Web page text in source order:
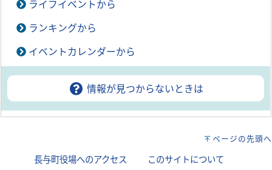
ライフイベントから
ランキングから
イベントカレンダーから
情報が見つからないときは
ページの先頭へ
長与町役場へのアクセス このサイトについて